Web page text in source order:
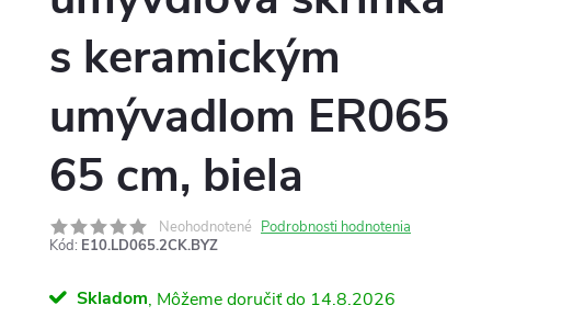
s keramickým
umývadlom ER065
65 cm, biela
Neohodnotené Podrobnosti hodnotenia
Kód: E10.LD065.2CK.BYZ
Skladom 14.8.2026